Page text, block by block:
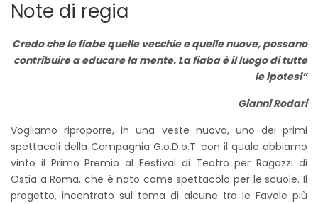
Note di regia
Credo che le fiabe quelle vecchie e quelle nuove, possano
contribuire a educare la mente. La fiaba è il luogo di tutte
le ipotesi”
Gianni Rodari
Vogliamo riproporre, in una veste nuova, uno dei primi
spettacoli della Compagnia G.o.D.o.T. con il quale abbiamo
vinto il Primo Premio al Festival di Teatro per Ragazzi di
Ostia a Roma, che è nato come spettacolo per le scuole. Il
progetto, incentrato sul tema di alcune tra le Favole più